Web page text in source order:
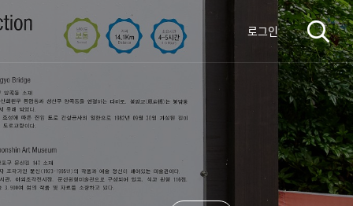
로그인